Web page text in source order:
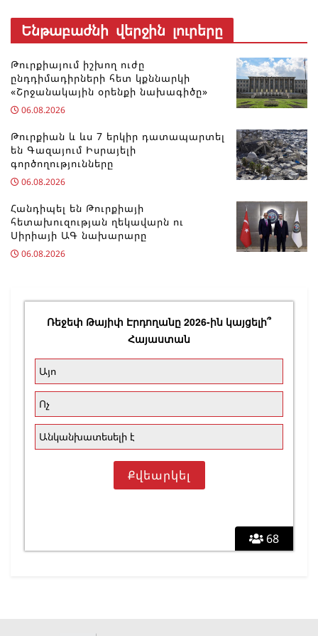
Ենթաբաժնի վերջին լուրերը
Թուրքիայում իշխող ուժը
ընդդիմադիրների հետ կքննարկի
«Շրջանակային օրենքի նախագիծը»
06.08.2026
Թուրքիան և ևս 7 երկիր դատապարտել
են Գազայում Իսրայելի
գործողությունները
06.08.2026
Հանդիպել են Թուրքիայի
հետախուզության ղեկավարն ու
Սիրիայի ԱԳ նախարարը
06.08.2026
68
Ռեջեփ Թայիփ Էրդողանը 2026-ին կայցելի՞
Հայաստան
Այո
Ոչ
Անկանխատեսելի է